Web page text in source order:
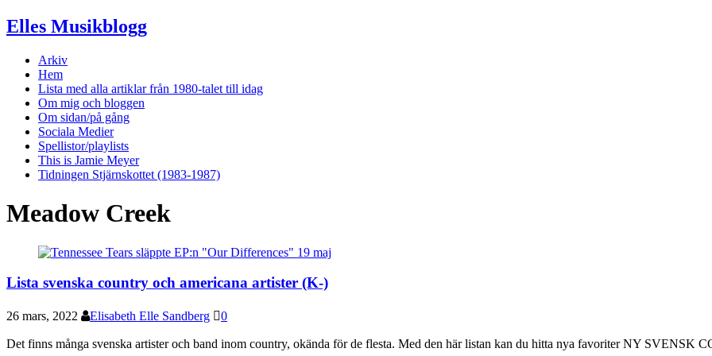
Elles Musikblogg
Arkiv
Hem
Lista med alla artiklar från 1980-talet till idag
Om mig och bloggen
Om sidan/på gång
Sociala Medier
Spellistor/playlists
This is Jamie Meyer
Tidningen Stjärnskottet (1983-1987)
Meadow Creek
Lista svenska country och americana artister (K-)
26 mars, 2022 Elisabeth Elle Sandberg 0
Det finns många svenska artister och band inom country, okända för de flesta. Med den här listan kan du hitta nya favoriter NY SVENSK